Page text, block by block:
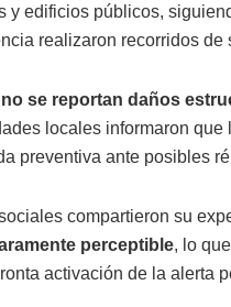
y edificios públicos,
realizaron recorridos
no se reportan daños
locales informaron
preventiva ante posibles
compartieron su
perceptible, lo
activación de la alerta